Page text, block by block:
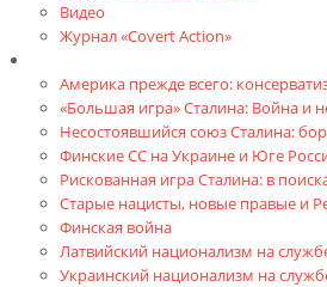
Видео
Журнал «Covert Action»
Америка прежде всего:
«Большая игра» Сталина: Война и
Несостоявшийся союз Сталина:
Финские СС на Украине и Юге
Рискованная игра Сталина: в
Старые нацисты, новые правые и
Финская война
Латвийский национализм на
Украинский национализм на